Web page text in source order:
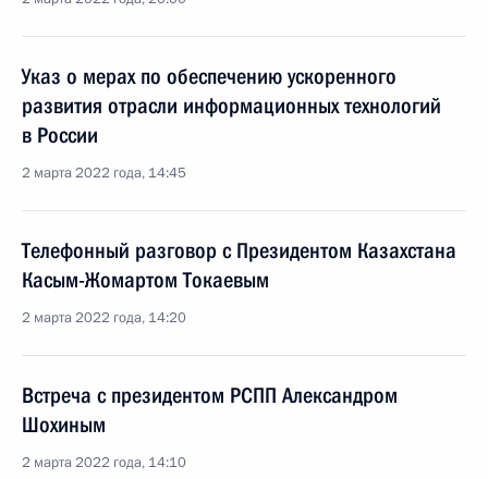
Указ о мерах по обеспечению ускоренного
развития отрасли информационных технологий
в России
2 марта 2022 года, 14:45
Телефонный разговор с Президентом Казахстана
Касым-Жомартом Токаевым
2 марта 2022 года, 14:20
Встреча с президентом РСПП Александром
Шохиным
2 марта 2022 года, 14:10